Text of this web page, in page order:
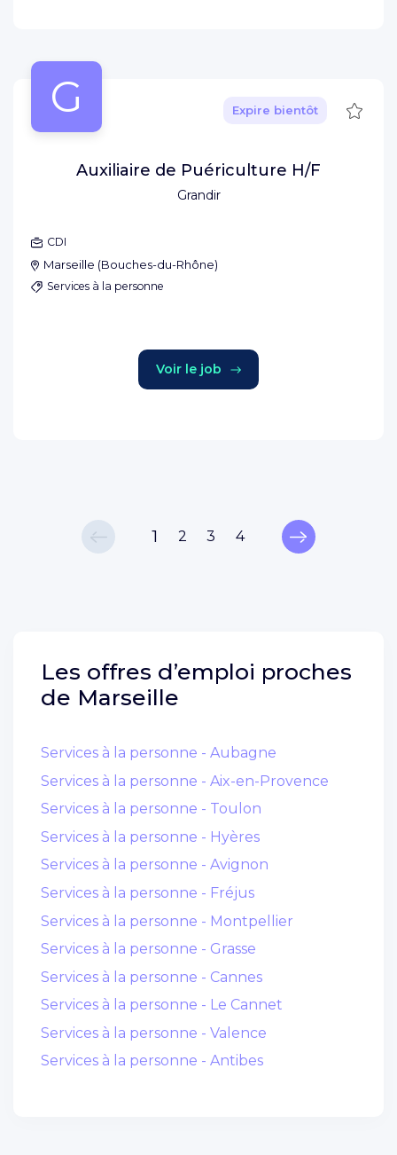
G
Grandir
Expire bientôt
Auxiliaire de Puériculture H/F
CDI
Marseille (Bouches-du-Rhône)
Services à la personne
Voir le job
1 2 3 4
Les offres d’emploi proches
de Marseille
Services à la personne - Aubagne
Services à la personne - Aix-en-Provence
Services à la personne - Toulon
Services à la personne - Hyères
Services à la personne - Avignon
Services à la personne - Fréjus
Services à la personne - Montpellier
Services à la personne - Grasse
Services à la personne - Cannes
Services à la personne - Le Cannet
Services à la personne - Valence
Services à la personne - Antibes